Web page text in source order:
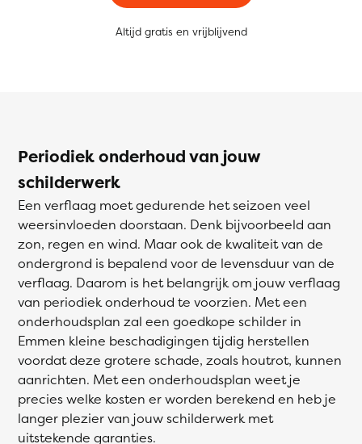
Altijd gratis en vrijblijvend
Periodiek onderhoud van jouw
schilderwerk
Een verflaag moet gedurende het seizoen veel
weersinvloeden doorstaan. Denk bijvoorbeeld aan
zon, regen en wind. Maar ook de kwaliteit van de
ondergrond is bepalend voor de levensduur van de
verflaag. Daarom is het belangrijk om jouw verflaag
van periodiek onderhoud te voorzien. Met een
onderhoudsplan zal een goedkope schilder in
Emmen kleine beschadigingen tijdig herstellen
voordat deze grotere schade, zoals houtrot, kunnen
aanrichten. Met een onderhoudsplan weet je
precies welke kosten er worden berekend en heb je
langer plezier van jouw schilderwerk met
uitstekende garanties.